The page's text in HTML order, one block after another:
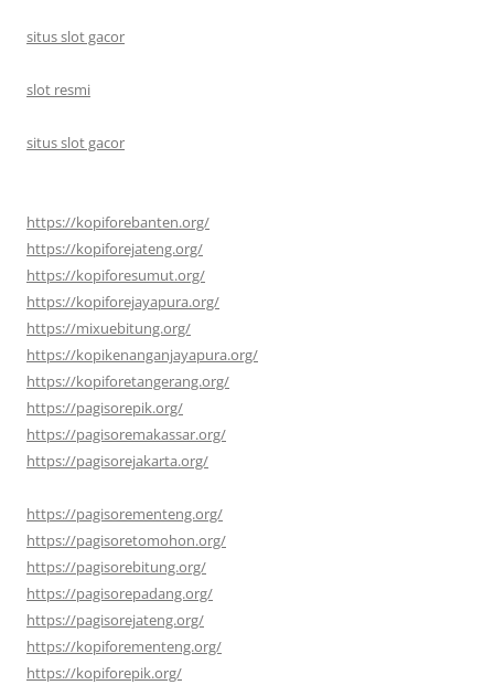
situs slot gacor
slot resmi
situs slot gacor
https://kopiforebanten.org/
https://kopiforejateng.org/
https://kopiforesumut.org/
https://kopiforejayapura.org/
https://mixuebitung.org/
https://kopikenanganjayapura.org/
https://kopiforetangerang.org/
https://pagisorepik.org/
https://pagisoremakassar.org/
https://pagisorejakarta.org/
https://pagisorementeng.org/
https://pagisoretomohon.org/
https://pagisorebitung.org/
https://pagisorepadang.org/
https://pagisorejateng.org/
https://kopiforementeng.org/
https://kopiforepik.org/